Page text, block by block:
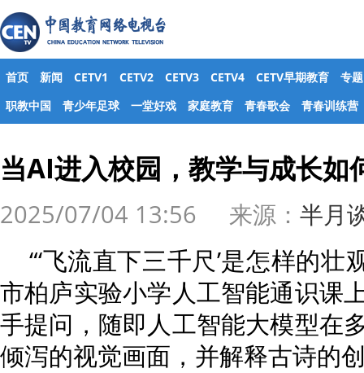
首页 新闻 CETV1 CETV2 CETV3 CETV4 CETV早期教育
专题
职教中国
青少年足球 一堂好戏 家庭教育 青春歌会 青春训练营
当AI进入校园，教学与成长如
2025/07/04 13:56 来源： 半月
“‘飞流直下三千尺’是怎样的壮
市柏庐实验小学人工智能通识课
手提问，随即人工智能大模型在
倾泻的视觉画面，并解释古诗的